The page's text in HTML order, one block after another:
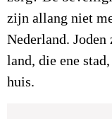
zijn allang niet
Nederland.
land, die ene
huis.